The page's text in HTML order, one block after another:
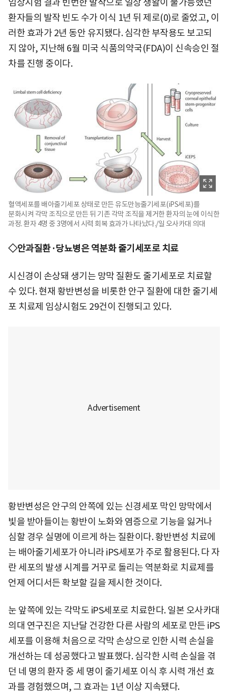
임상시험 결과 빈번한 발작으로 일상 생활이 불가능했던
환자들의 발작 빈도 수가 이식 1년 뒤 제로(0)로 줄었고, 이
러한 효과가 2년 동안 유지됐다. 심각한 부작용도 보고되
지 않아, 지난해 6월 미국 식품의약국(FDA)이 신속승인 절
차를 진행 중이다.
혈액세포를 배아줄기세포 상태로 만든 유도만능줄기세포(iPS세포)를
분화시켜 각막 조직으로 만든 뒤 기존 각막 조직을 제거한 환자의 눈에 이식한
과정. 환자 4명 중 3명에서 시력 회복 효과가 나타났다./일 오사카대 의대
◇안과질환·당뇨병은 역분화 줄기세포로 치료
시신경이 손상돼 생기는 망막 질환도 줄기세포로 치료할
수 있다. 현재 황반변성을 비롯한 안구 질환에 대한 줄기세
포 치료제 임상시험도 29건이 진행되고 있다.
황반변성은 안구의 안쪽에 있는 신경세포 막인 망막에서
빛을 받아들이는 황반이 노화와 염증으로 기능을 잃거나
심할 경우 실명에 이르게 하는 질환이다. 황반변성 치료에
는 배아줄기세포가 아니라 iPS세포가 주로 활용된다. 다 자
란 세포의 발생 시계를 거꾸로 돌리는 역분화로 치료제를
언제 어디서든 확보할 길을 제시한 것이다.
눈 앞쪽에 있는 각막도 iPS세포로 치료한다. 일본 오사카대
의대 연구진은 지난달 건강한 다른 사람의 세포로 만든 iPS
세포를 이용해 처음으로 각막 손상으로 인한 시력 손실을
개선하는 데 성공했다고 발표했다. 심각한 시력 손실을 겪
던 네 명의 환자 중 세 명이 줄기세포 이식 후 시력 개선 효
과를 경험했으며, 그 효과는 1년 이상 지속됐다.